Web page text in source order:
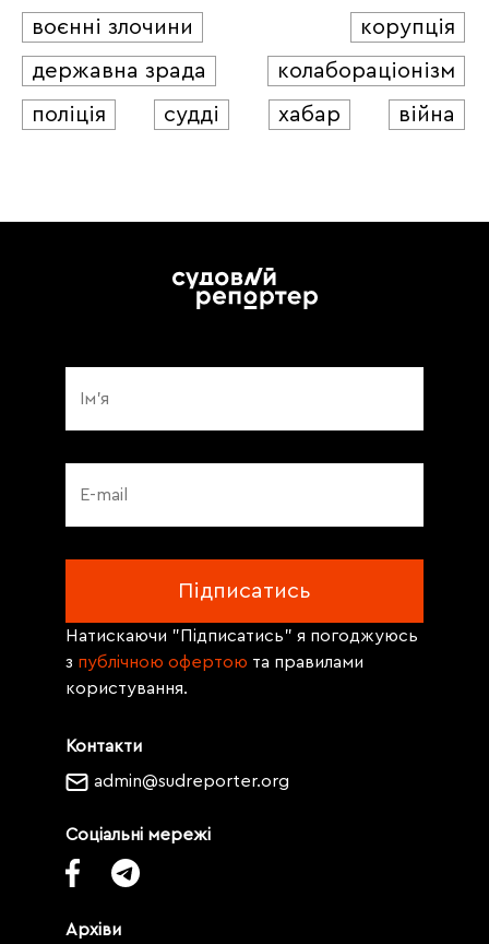
воєнні злочини
корупція
державна зрада
колабораціонізм
поліція
судді хабар війна
Контакти
admin@sudreporter.org
Соціальні мережі
Архіви
Натискаючи "Підписатись" я погоджуюсь
з публічною офертою та правилами
користування.